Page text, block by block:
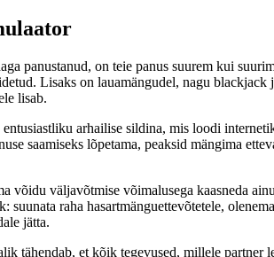
panustanud, on teie panus suurem kui
Lisaks on lauamängudel, nagu blackjack
lisab.
arhailise sildina, mis loodi
saamiseks lõpetama, peaksid mängima
võidu väljavõtmise võimalusega kaasneda
suunata raha hasartmänguettevõtetele,
jätta.
tähendab, et kõik tegevused, millele